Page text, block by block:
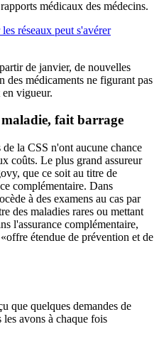
médicaux des médecins.
réseaux peut s'avérer
de janvier, de nouvelles
des médicaments ne figurant pas
en vigueur.
maladie, fait barrage
la CSS n'ont aucune chance
coûts. Le plus grand assureur
que ce soit au titre de
complémentaire. Dans
à des examens au cas par
des maladies rares ou mettant
l'assurance complémentaire,
étendue de prévention et de
que quelques demandes de
avons à chaque fois